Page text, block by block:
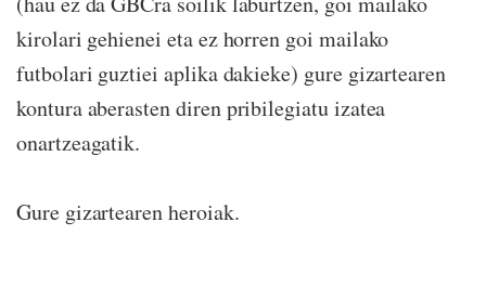
kirolari gehienei eta ez horren goi mailako
futbolari guztiei aplika dakieke) gure gizartearen
kontura aberasten diren pribilegiatu izatea
onartzeagatik.
Gure gizartearen heroiak.